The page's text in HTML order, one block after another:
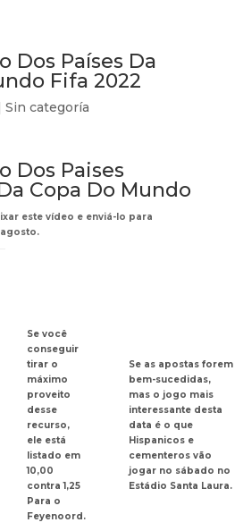
Dos Países Da
Fifa 2022
Sin categoría
Dos Paises
Copa Do Mundo
este vídeo e enviá-lo para
Se você
conseguir
tirar o
máximo
proveito
desse
recurso,
ele está
listado em
10,00
contra 1,25
Para o
Feyenoord.
Se as apostas forem
bem-sucedidas,
mas o jogo mais
interessante desta
data é o que
Hispanicos e
cementeros vão
jogar no sábado no
Estádio Santa Laura.